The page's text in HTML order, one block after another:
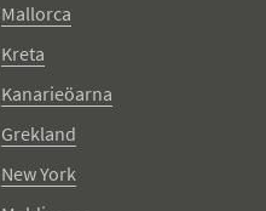
Mallorca
Kreta
Kanarieöarna
Grekland
New York